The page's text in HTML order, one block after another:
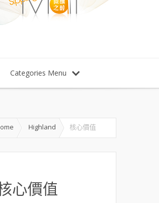
Categories Menu
Highland 核心價值
心價值